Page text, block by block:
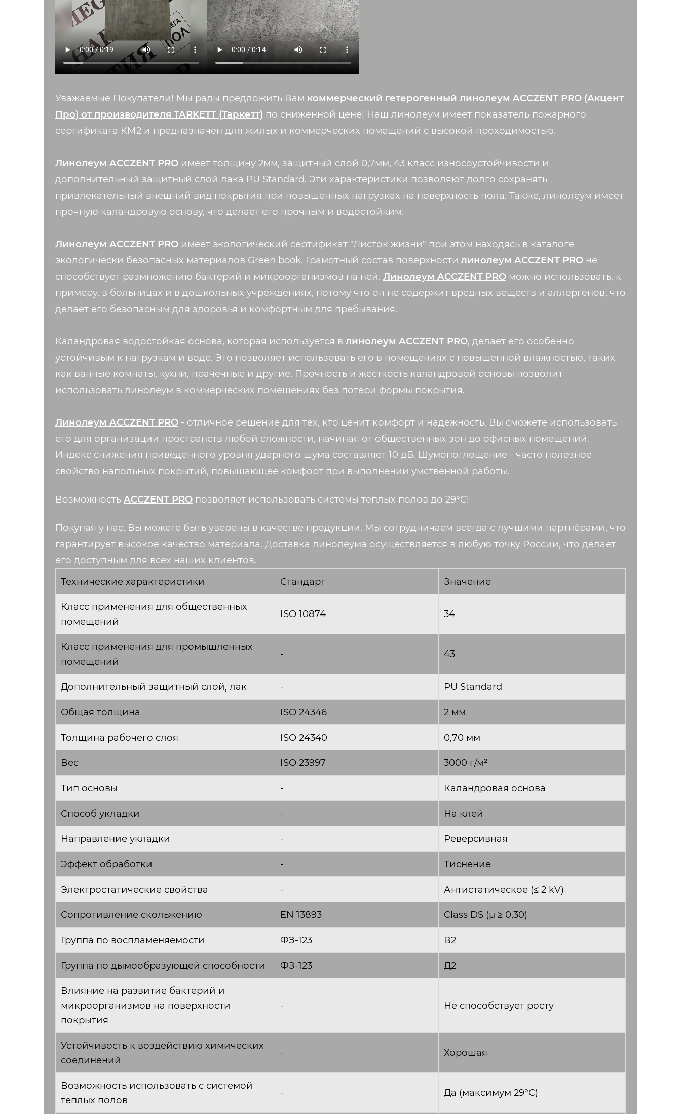
Уважаемые Покупатели! Мы рады предложить Вам коммерческий гетерогенный линолеум ACCZENT PRO (Акцент
Про) от производителя TARKETT (Таркетт) по сниженной цене! Наш линолеум имеет показатель пожарного
сертификата КМ2 и предназначен для жилых и коммерческих помещений с высокой проходимостью.
Линолеум ACCZENT PRO имеет толщину 2мм, защитный слой 0,7мм, 43 класс износоустойчивости и
дополнительный защитный слой лака PU Standard. Эти характеристики позволяют долго сохранять
привлекательный внешний вид покрытия при повышенных нагрузках на поверхность пола. Также, линолеум имеет
прочную каландровую основу, что делает его прочным и водостойким.
Линолеум ACCZENT PRO имеет экологический сертификат "Листок жизни" при этом находясь в каталоге
экологически безопасных материалов Green book. Грамотный состав поверхности линолеум ACCZENT PRO не
способствует размножению бактерий и микроорганизмов на ней. Линолеум ACCZENT PRO можно использовать, к
примеру, в больницах и в дошкольных учреждениях, потому что он не содержит вредных веществ и аллергенов, что
делает его безопасным для здоровья и комфортным для пребывания.
Каландровая водостойкая основа, которая используется в линолеум ACCZENT PRO, делает его особенно
устойчивым к нагрузкам и воде. Это позволяет использовать его в помещениях с повышенной влажностью, таких
как ванные комнаты, кухни, прачечные и другие. Прочность и жесткость каландровой основы позволит
использовать линолеум в коммерческих помещениях без потери формы покрытия.
Линолеум ACCZENT PRO - отличное решение для тех, кто ценит комфорт и надежность. Вы сможете использовать
его для организации пространств любой сложности, начиная от общественных зон до офисных помещений.
Индекс снижения приведенного уровня ударного шума составляет 10 дБ. Шумопоглощение - часто полезное
свойство напольных покрытий, повышающее комфорт при выполнении умственной работы.
Возможность ACCZENT PRO позволяет использовать системы тёплых полов до 29°C!
Покупая у нас, Вы можете быть уверены в качестве продукции. Мы сотрудничаем всегда с лучшими партнёрами, что
гарантирует высокое качество материала. Доставка линолеума осуществляется в любую точку России, что делает
его доступным для всех наших клиентов.
Технические характеристики
Стандарт Значение
Класс применения для общественных
помещений
ISO 10874 34
Класс применения для промышленных
помещений
- 43
Дополнительный защитный слой, лак - PU Standard
Общая толщина ISO 24346 2 мм
Толщина рабочего слоя ISO 24340 0,70 мм
Вес ISO 23997 3000 г/м²
Тип основы - Каландровая основа
Способ укладки - На клей
Направление укладки - Реверсивная
Эффект обработки - Тиснение
Электростатические свойства - Антистатическое (≤ 2 kV)
Сопротивление скольжению EN 13893 Class DS (µ ≥ 0,30)
Группа по воспламеняемости ФЗ-123 В2
Группа по дымообразующей способности ФЗ-123 Д2
Влияние на развитие бактерий и
микроорганизмов на поверхности
покрытия
- Не способствует росту
Устойчивость к воздействию химических
соединений
- Хорошая
Возможность использовать с системой
теплых полов
- Да (максимум 29°C)